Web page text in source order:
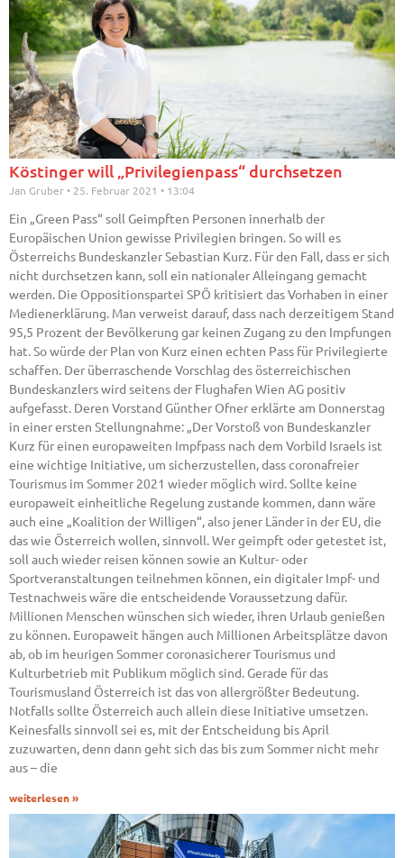
Köstinger will „Privilegienpass“ durchsetzen
Jan Gruber 25. Februar 2021 13:04
Ein „Green Pass“ soll Geimpften Personen innerhalb der
Europäischen Union gewisse Privilegien bringen. So will es
Österreichs Bundeskanzler Sebastian Kurz. Für den Fall, dass er sich
nicht durchsetzen kann, soll ein nationaler Alleingang gemacht
werden. Die Oppositionspartei SPÖ kritisiert das Vorhaben in einer
Medienerklärung. Man verweist darauf, dass nach derzeitigem Stand
95,5 Prozent der Bevölkerung gar keinen Zugang zu den Impfungen
hat. So würde der Plan von Kurz einen echten Pass für Privilegierte
schaffen. Der überraschende Vorschlag des österreichischen
Bundeskanzlers wird seitens der Flughafen Wien AG positiv
aufgefasst. Deren Vorstand Günther Ofner erklärte am Donnerstag
in einer ersten Stellungnahme: „Der Vorstoß von Bundeskanzler
Kurz für einen europaweiten Impfpass nach dem Vorbild Israels ist
eine wichtige Initiative, um sicherzustellen, dass coronafreier
Tourismus im Sommer 2021 wieder möglich wird. Sollte keine
europaweit einheitliche Regelung zustande kommen, dann wäre
auch eine „Koalition der Willigen“, also jener Länder in der EU, die
das wie Österreich wollen, sinnvoll. Wer geimpft oder getestet ist,
soll auch wieder reisen können sowie an Kultur- oder
Sportveranstaltungen teilnehmen können, ein digitaler Impf- und
Testnachweis wäre die entscheidende Voraussetzung dafür.
Millionen Menschen wünschen sich wieder, ihren Urlaub genießen
zu können. Europaweit hängen auch Millionen Arbeitsplätze davon
ab, ob im heurigen Sommer coronasicherer Tourismus und
Kulturbetrieb mit Publikum möglich sind. Gerade für das
Tourismusland Österreich ist das von allergrößter Bedeutung.
Notfalls sollte Österreich auch allein diese Initiative umsetzen.
Keinesfalls sinnvoll sei es, mit der Entscheidung bis April
zuzuwarten, denn dann geht sich das bis zum Sommer nicht mehr
aus – die
weiterlesen »